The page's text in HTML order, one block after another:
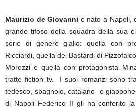
Maurizio de Giovanni è nato a Napoli,
grande tifoso della squadra della sua
serie di genere giallo: quella con
Ricciardi, quella dei Bastardi di
Morozzi e quella con protagonista
tratte fiction tv. I suoi romanzi sono
tedesco, spagnolo, catalano e
di Napoli Federico II gli ha conferito